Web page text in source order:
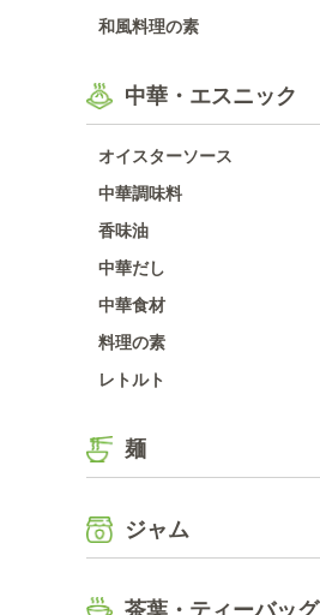
和風料理の素
中華・エスニック
オイスターソース
中華調味料
香味油
中華だし
中華食材
料理の素
レトルト
麺
ジャム
茶葉・ティーバッグ